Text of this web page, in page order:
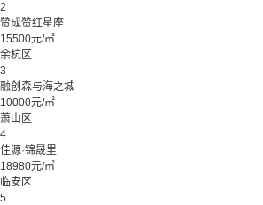
2
赞成赞红星座
15500元/㎡
余杭区
3
融创森与海之城
10000元/㎡
萧山区
4
佳源·锦晟里
18980元/㎡
临安区
5